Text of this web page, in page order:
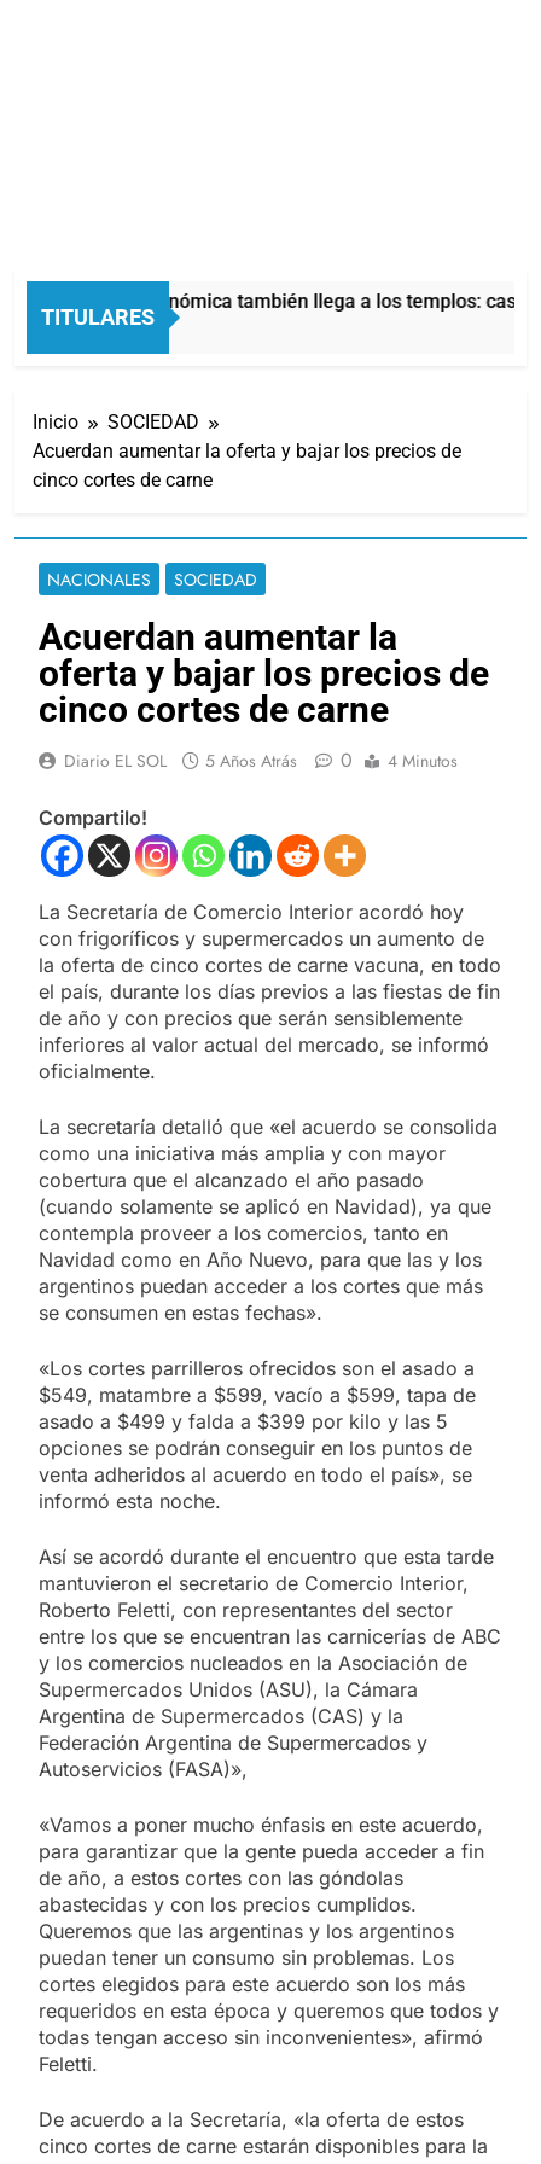
TITULARES
La crisis económica también llega a los templos: casi
3 Horas Atrás
Inicio
SOCIEDAD
Acuerdan aumentar la oferta y bajar los precios de
cinco cortes de carne
NACIONALES SOCIEDAD
Acuerdan aumentar la
oferta y bajar los precios de
cinco cortes de carne
Diario EL SOL 5 Años Atrás 0 4 Minutos
Compartilo!
La Secretaría de Comercio Interior acordó hoy
con frigoríficos y supermercados un aumento de
la oferta de cinco cortes de carne vacuna, en todo
el país, durante los días previos a las fiestas de fin
de año y con precios que serán sensiblemente
inferiores al valor actual del mercado, se informó
oficialmente.
La secretaría detalló que «el acuerdo se consolida
como una iniciativa más amplia y con mayor
cobertura que el alcanzado el año pasado
(cuando solamente se aplicó en Navidad), ya que
contempla proveer a los comercios, tanto en
Navidad como en Año Nuevo, para que las y los
argentinos puedan acceder a los cortes que más
se consumen en estas fechas».
«Los cortes parrilleros ofrecidos son el asado a
$549, matambre a $599, vacío a $599, tapa de
asado a $499 y falda a $399 por kilo y las 5
opciones se podrán conseguir en los puntos de
venta adheridos al acuerdo en todo el país», se
informó esta noche.
Así se acordó durante el encuentro que esta tarde
mantuvieron el secretario de Comercio Interior,
Roberto Feletti, con representantes del sector
entre los que se encuentran las carnicerías de ABC
y los comercios nucleados en la Asociación de
Supermercados Unidos (ASU), la Cámara
Argentina de Supermercados (CAS) y la
Federación Argentina de Supermercados y
Autoservicios (FASA)»,
«Vamos a poner mucho énfasis en este acuerdo,
para garantizar que la gente pueda acceder a fin
de año, a estos cortes con las góndolas
abastecidas y con los precios cumplidos.
Queremos que las argentinas y los argentinos
puedan tener un consumo sin problemas. Los
cortes elegidos para este acuerdo son los más
requeridos en esta época y queremos que todos y
todas tengan acceso sin inconvenientes», afirmó
Feletti.
De acuerdo a la Secretaría, «la oferta de estos
cinco cortes de carne estarán disponibles para la